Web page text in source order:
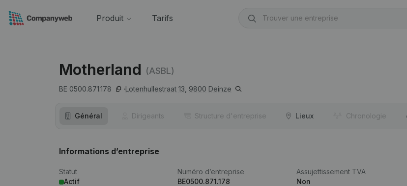
Produit Tarifs
Motherland (ASBL)
BE 0500.871.178 Lotenhullestraat 13, 9800 Deinze
Général Dirigeants Structure d'entreprise Lieux Chronologie
Informations d’entreprise
Statut
Actif
Numéro d’entreprise
BE0500.871.178
Assujettissement TVA
Non